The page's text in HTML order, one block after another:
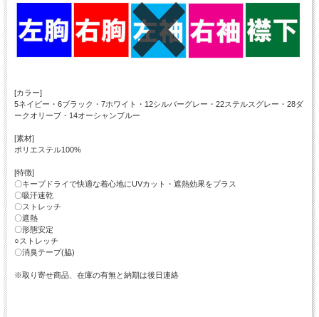
[カラー]
5ネイビー・6ブラック・7ホワイト・12シルバーグレー・22ステルスグレー・28ダ
ークオリーブ・14オーシャンブルー
[素材]
ポリエステル100%
[特徴]
〇キープドライで快適な着心地にUVカット・遮熱効果をプラス
〇吸汗速乾
〇ストレッチ
〇遮熱
〇形態安定
○ストレッチ
〇消臭テープ(脇)
※取り寄せ商品、在庫の有無と納期は後日連絡